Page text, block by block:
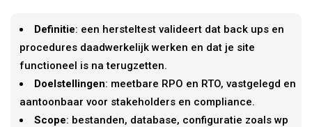
Definitie: een hersteltest valideert dat back ups en
procedures daadwerkelijk werken en dat je site
functioneel is na terugzetten.
Doelstellingen: meetbare RPO en RTO, vastgelegd en
aantoonbaar voor stakeholders en compliance.
Scope: bestanden, database, configuratie zoals wp